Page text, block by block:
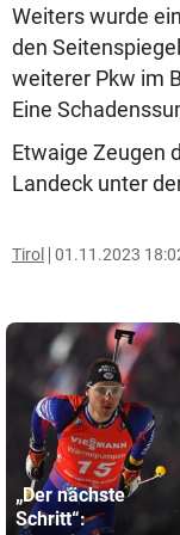
Weiters wurde
den
weiterer Pkw im
Eine
Etwaige Zeugen
Landeck unter
Tirol 01.11.2023
„Der nächste
Schritt“: